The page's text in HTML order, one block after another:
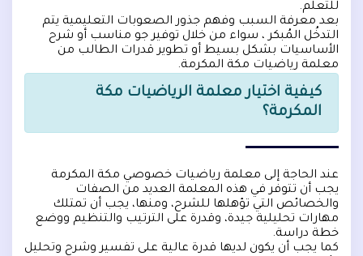
للتعلم.
بعد معرفة السبب وفهم جذور الصعوبات التعليمية يتم
التدخُل المُبكر ، سواء من خلال توفير جو مناسب أو شرح
الأساسيات بشكل بسيط أو تطوير قدرات الطالب من
معلمة رياضيات مكة المكرمة.
كيفية اختيار معلمة الرياضيات مكة
المكرمة؟
عند الحاجة إلى معلمة رياضيات خصوصي مكة المكرمة
يجب أن تتوفر في هذه المعلمة العديد من الصفات
والخصائص التي تؤهلها للشرح، ومنها، يجب أن تمتلك
مهارات تحليلية جيدة، وقدرة على الترتيب والتنظيم ووضع
خطة دراسة.
كما يجب أن يكون لديها قدرة عالية على تفسير وشرح وتحليل